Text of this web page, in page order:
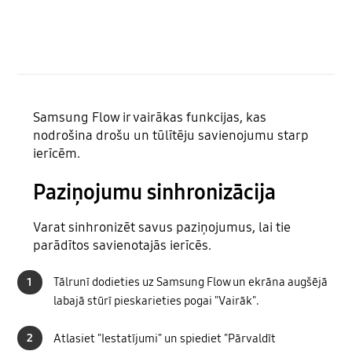
Samsung Flow ir vairākas funkcijas, kas
nodrošina drošu un tūlītēju savienojumu starp
ierīcēm.
Paziņojumu sinhronizācija
Varat sinhronizēt savus paziņojumus, lai tie
parādītos savienotajās ierīcēs.
1
Tālrunī dodieties uz Samsung Flow un ekrāna augšējā
labajā stūrī pieskarieties pogai "Vairāk".
2
Atlasiet "Iestatījumi" un spiediet "Pārvaldīt